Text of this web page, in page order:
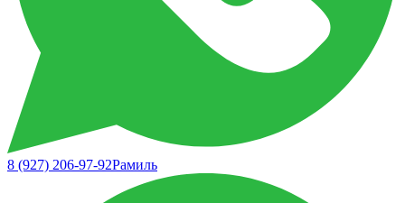
8 (927) 206-97-92Рамиль